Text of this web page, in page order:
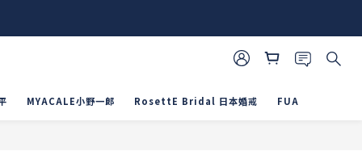
MYACALE小野一郎 RosettE Bridal 日本婚戒 FUA